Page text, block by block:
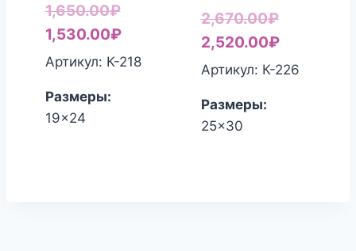
1,650.00₽Первоначальная
цена
составляла
1,530.00₽Текущая
цена:
Артикул: К-218
Размеры:
19x24
2,670.00₽
цена
2,520.00₽Текущая
цена:
Артикул: К-226
Размеры:
25x30